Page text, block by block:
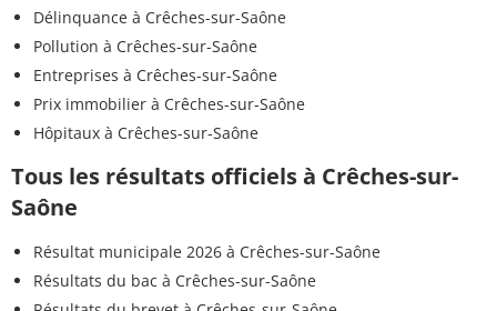
Délinquance à Crêches-sur-Saône
Pollution à Crêches-sur-Saône
Entreprises à Crêches-sur-Saône
Prix immobilier à Crêches-sur-Saône
Hôpitaux à Crêches-sur-Saône
Tous les résultats officiels à Crêches-sur-
Saône
Résultat municipale 2026 à Crêches-sur-Saône
Résultats du bac à Crêches-sur-Saône